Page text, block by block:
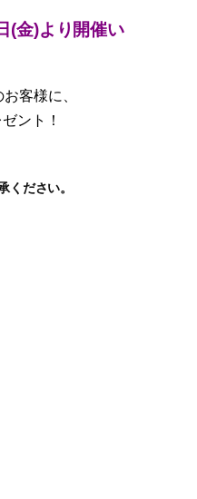
(金)より開催い
客様に、
ント！
ださい。